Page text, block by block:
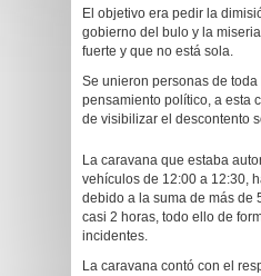
El objetivo era pedir la
gobierno del bulo y la
fuerte y que no está sola.
Se unieron personas de
pensamiento político, a esta
de visibilizar el descontento
La caravana que estaba
vehículos de 12:00 a 12:30,
debido a la suma de más de
casi 2 horas, todo ello de
incidentes.
La caravana contó con el